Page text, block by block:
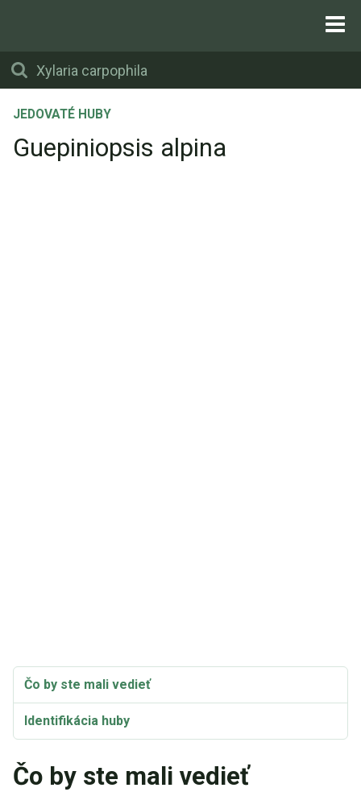
JEDOVATÉ HUBY
Guepiniopsis alpina
Čo by ste mali vedieť
Identifikácia huby
Čo by ste mali vedieť